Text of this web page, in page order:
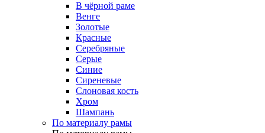
В чёрной раме
Венге
Золотые
Красные
Серебряные
Серые
Синие
Сиреневые
Слоновая кость
Хром
Шампань
По материалу рамы